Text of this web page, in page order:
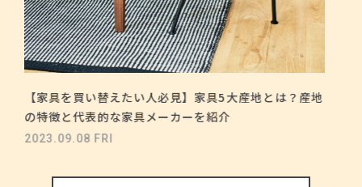
【家具を買い替えたい人必見】家具5大産地とは？産地
の特徴と代表的な家具メーカーを紹介
2023.09.08 FRI